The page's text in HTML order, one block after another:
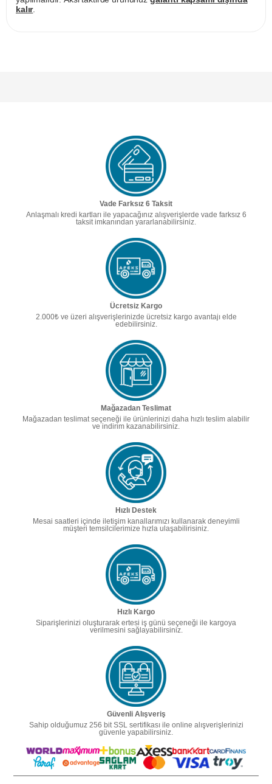
kalır.
Vade Farksız 6 Taksit
Anlaşmalı kredi kartları ile yapacağınız alışverişlerde vade farksız 6
taksit imkanından yararlanabilirsiniz.
Ücretsiz Kargo
2.000₺ ve üzeri alışverişlerinizde ücretsiz kargo avantajı elde
edebilirsiniz.
Mağazadan Teslimat
Mağazadan teslimat seçeneği ile ürünlerinizi daha hızlı teslim alabilir
ve indirim kazanabilirsiniz.
Hızlı Destek
Mesai saatleri içinde iletişim kanallarımızı kullanarak deneyimli
müşteri temsilcilerimize hızla ulaşabilirisiniz.
Hızlı Kargo
Siparişlerinizi oluşturarak ertesi iş günü seçeneği ile kargoya
verilmesini sağlayabilirsiniz.
Güvenli Alışveriş
Sahip olduğumuz 256 bit SSL sertifikası ile online alışverişlerinizi
güvenle yapabilirsiniz.